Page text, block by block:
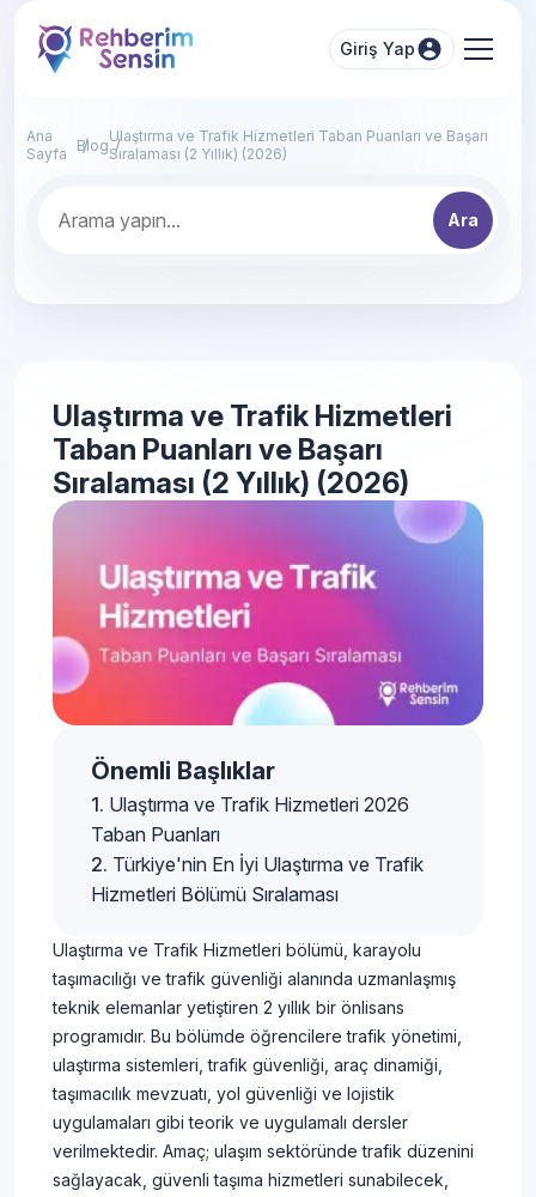
Giriş Yap
Ana
Sayfa
BlogUlaştırma ve Trafik Hizmetleri Taban Puanları ve Başarı
Sıralaması (2 Yıllık) (2026)
Ara
Ulaştırma ve Trafik Hizmetleri
Taban Puanları ve Başarı
Sıralaması (2 Yıllık) (2026)
Önemli Başlıklar
Ulaştırma ve Trafik Hizmetleri 2026
Taban Puanları
Türkiye'nin En İyi Ulaştırma ve Trafik
Hizmetleri Bölümü Sıralaması
Ulaştırma ve Trafik Hizmetleri bölümü, karayolu
taşımacılığı ve trafik güvenliği alanında uzmanlaşmış
teknik elemanlar yetiştiren 2 yıllık bir önlisans
programıdır. Bu bölümde öğrencilere trafik yönetimi,
ulaştırma sistemleri, trafik güvenliği, araç dinamiği,
taşımacılık mevzuatı, yol güvenliği ve lojistik
uygulamaları gibi teorik ve uygulamalı dersler
verilmektedir. Amaç; ulaşım sektöründe trafik düzenini
sağlayacak, güvenli taşıma hizmetleri sunabilecek,